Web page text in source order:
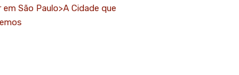
em São Paulo>A Cidade que